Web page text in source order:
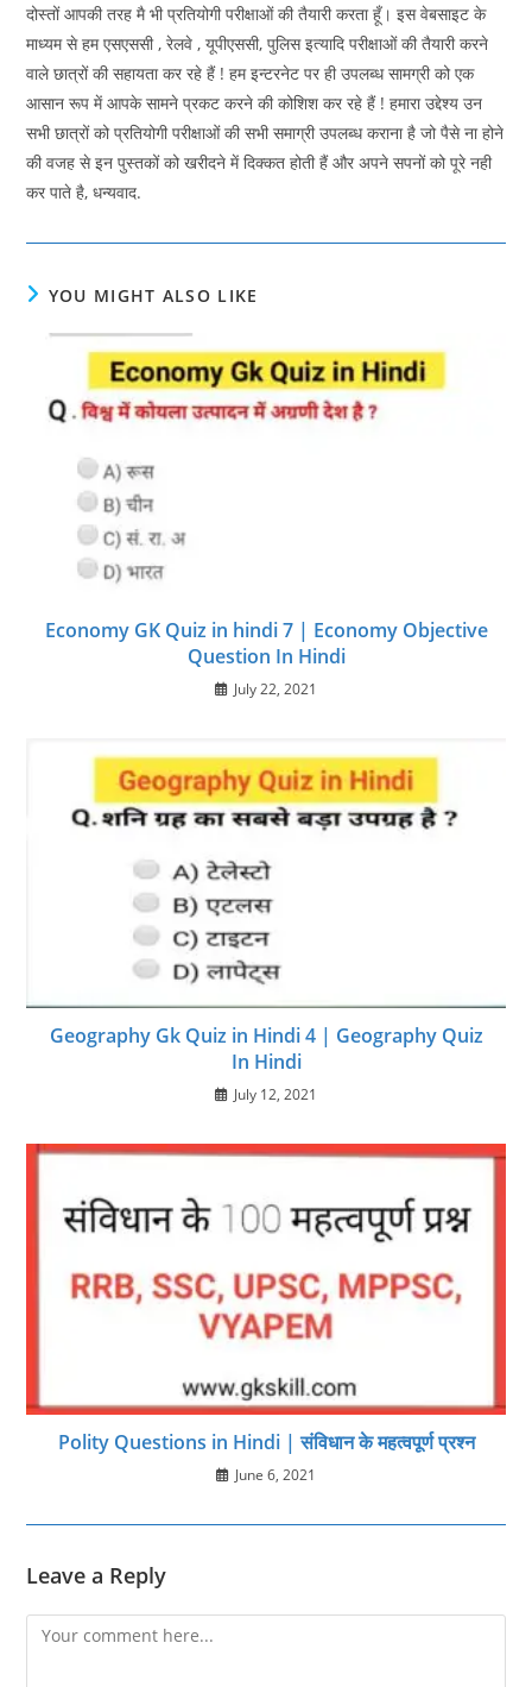
दोस्तों आपकी तरह मै भी प्रतियोगी परीक्षाओं की तैयारी करता हूँ। इस वेबसाइट के
माध्यम से हम एसएससी , रेलवे , यूपीएससी, पुलिस इत्यादि परीक्षाओं की तैयारी करने
वाले छात्रों की सहायता कर रहे हैं ! हम इन्टरनेट पर ही उपलब्ध सामग्री को एक
आसान रूप में आपके सामने प्रकट करने की कोशिश कर रहे हैं ! हमारा उद्देश्य उन
सभी छात्रों को प्रतियोगी परीक्षाओं की सभी समाग्री उपलब्ध कराना है जो पैसे ना होने
की वजह से इन पुस्तकों को खरीदने में दिक्कत होती हैं और अपने सपनों को पूरे नही
कर पाते है, धन्यवाद.
YOU MIGHT ALSO LIKE
Economy GK Quiz in hindi 7 | Economy Objective
Question In Hindi
July 22, 2021
Geography Gk Quiz in Hindi 4 | Geography Quiz
In Hindi
July 12, 2021
Polity Questions in Hindi | संविधान के महत्वपूर्ण प्रश्न
June 6, 2021
Leave a Reply
Comment